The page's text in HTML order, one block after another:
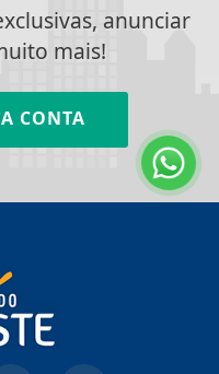
anunciar
mais!
CONTA